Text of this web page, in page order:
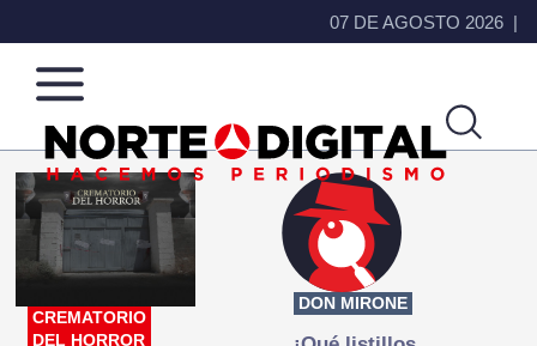
07 DE AGOSTO 2026
Norte
de
Ciudad
Más
que
noticias,
hacemos periodismo
CREMATORIO
DEL HORROR
DON MIRONE